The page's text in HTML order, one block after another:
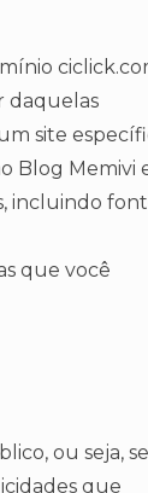
daquelas
site
Blog Memivi
incluindo
que você
ou seja,
que